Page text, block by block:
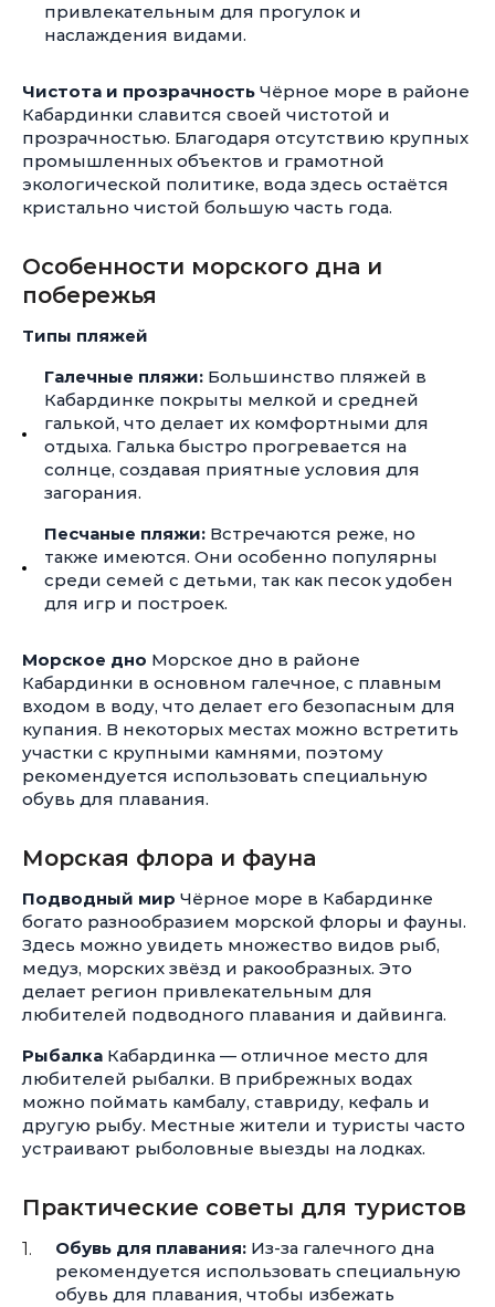
привлекательным для прогулок и
наслаждения видами.
Чистота и прозрачность Чёрное море в районе
Кабардинки славится своей чистотой и
прозрачностью. Благодаря отсутствию крупных
промышленных объектов и грамотной
экологической политике, вода здесь остаётся
кристально чистой большую часть года.
Особенности морского дна и
побережья
Типы пляжей
Галечные пляжи: Большинство пляжей в
Кабардинке покрыты мелкой и средней
галькой, что делает их комфортными для
отдыха. Галька быстро прогревается на
солнце, создавая приятные условия для
загорания.
Песчаные пляжи: Встречаются реже, но
также имеются. Они особенно популярны
среди семей с детьми, так как песок удобен
для игр и построек.
Морское дно Морское дно в районе
Кабардинки в основном галечное, с плавным
входом в воду, что делает его безопасным для
купания. В некоторых местах можно встретить
участки с крупными камнями, поэтому
рекомендуется использовать специальную
обувь для плавания.
Морская флора и фауна
Подводный мир Чёрное море в Кабардинке
богато разнообразием морской флоры и фауны.
Здесь можно увидеть множество видов рыб,
медуз, морских звёзд и ракообразных. Это
делает регион привлекательным для
любителей подводного плавания и дайвинга.
Рыбалка Кабардинка — отличное место для
любителей рыбалки. В прибрежных водах
можно поймать камбалу, ставриду, кефаль и
другую рыбу. Местные жители и туристы часто
устраивают рыболовные выезды на лодках.
Практические советы для туристов
Обувь для плавания: Из-за галечного дна
рекомендуется использовать специальную
обувь для плавания, чтобы избежать